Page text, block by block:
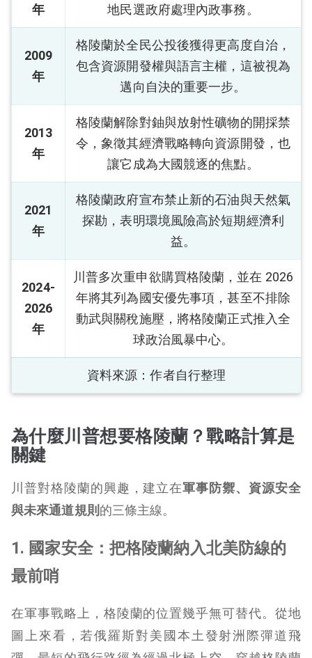
年
地民選政府處理內政事務。
2009
年
格陵蘭於全民公投後獲得更高度自治，
包含資源開發權與語言主權，這被視為
邁向自決的重要一步。
2013
年
格陵蘭解除對鈾與放射性礦物的開採禁
令，象徵其經濟戰略轉向資源開發，也
讓它成為大國競逐的焦點。
2021
年
格陵蘭政府宣布禁止新的石油與天然氣
探勘，表明環境風險高於短期經濟利
益。
2024-
2026
年
川普多次重申欲購買格陵蘭，並在 2026
年將其列為國安優先事項，甚至不排除
動武與關稅施壓，將格陵蘭正式推入全
球政治風暴中心。
資料來源：作者自行整理
為什麼川普想要格陵蘭？戰略計算是
關鍵
川普對格陵蘭的興趣，建立在軍事防禦、資源安全
與未來通道規則 的三條主線。
1. 國家安全：把格陵蘭納入北美防線的
最前哨
在軍事戰略上，格陵蘭的位置幾乎無可替代。從地
圖上來看，若俄羅斯對美國本土發射洲際彈道飛